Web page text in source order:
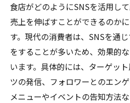
食店がどのようにSNSを活用し
売上を伸ばすことができるのか
す。現代の消費者は、SNSを通
をすることが多いため、効果的
います。具体的には、ターゲッ
ツの発信、フォロワーとのエン
メニューやイベントの告知方法